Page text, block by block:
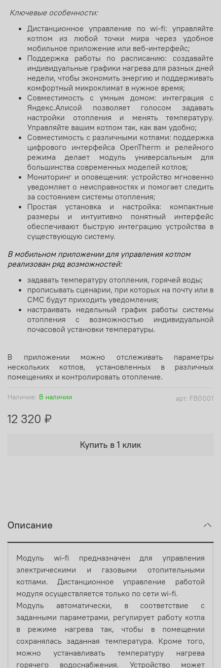
арт. FB0001
Наличие: В наличии
12 320 ₽
Купить в 1 клик
Ключевые особенности:
Дистанционное управление по wi-fi: управляйте
котлом из любой точки мира через удобное
мобильное приложение или веб-интерфейс;
Поддержка работы по расписанию: создавайте
индивидуальные графики нагрева для разных дней
недели, чтобы экономить энергию и поддерживать
комфортный микроклимат в нужное время;
Совместимость с умным домом: интеграция с
Яндекс.Алисой позволяет голосом задавать
настройки отопления и менять температуру.
Управляйте вашим котлом так, как вам удобно;
Совместимость с различными котлами: поддержка
цифрового интерфейса OpenTherm и релейного
режима делает модуль универсальным для
большинства современных моделей котлов;
Мониторинг и оповещения: устройство мгновенно
уведомляет о неисправностях и помогает следить
за состоянием системы отопления;
Простая установка и настройка: компактные
размеры и интуитивно понятный интерфейс
обеспечивают быструю интеграцию устройства в
существующую систему.
В мобильном приложении для управления котлом
реализован ряд возможностей:
задавать температуру отопления, горячей воды;
прописывать сценарии, при которых на почту или в
СМС будут приходить уведомления;
настраивать недельный график работы системы
отопления с возможностью индивидуальной
почасовой установки температуры.
В приложении можно отслеживать параметры
нескольких котлов, установленных в различных
помещениях и контролировать отопление.
Описание
Модуль wi-fi предназначен для управления
электрическими и газовыми отопительными
котлами. Дистанционное управление работой
модуля осуществляется только по сети wi-fi.
Модуль автоматически, в соответствие с
заданными параметрами, регулирует работу котла
в режиме нагрева так, чтобы в помещении
сохранялась заданная температура. Кроме того,
можно устанавливать температуру нагрева
горячего водоснабжения. Устройство может